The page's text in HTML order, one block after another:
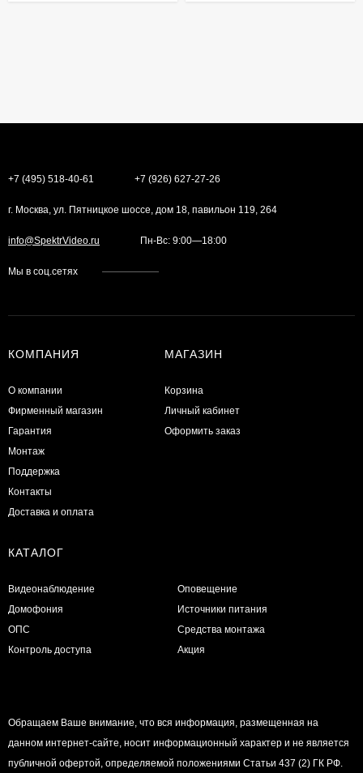
+7 (495) 518-40-61 +7 (926) 627-27-26
г. Москва, ул. Пятницкое шоссе, дом 18, павильон 119, 264
info@SpektrVideo.ru Пн-Вс: 9:00—18:00
Мы в соц.сетях
КОМПАНИЯ
О компании
Фирменный магазин
Гарантия
Монтаж
Поддержка
Контакты
Доставка и оплата
МАГАЗИН
Корзина
Личный кабинет
Оформить заказ
КАТАЛОГ
Видеонаблюдение
Домофония
ОПС
Контроль доступа
Оповещение
Источники питания
Средства монтажа
Акция
Обращаем Ваше внимание, что вся информация, размещенная на
данном интернет-сайте, носит информационный характер и не является
публичной офертой, определяемой положениями Статьи 437 (2) ГК РФ.